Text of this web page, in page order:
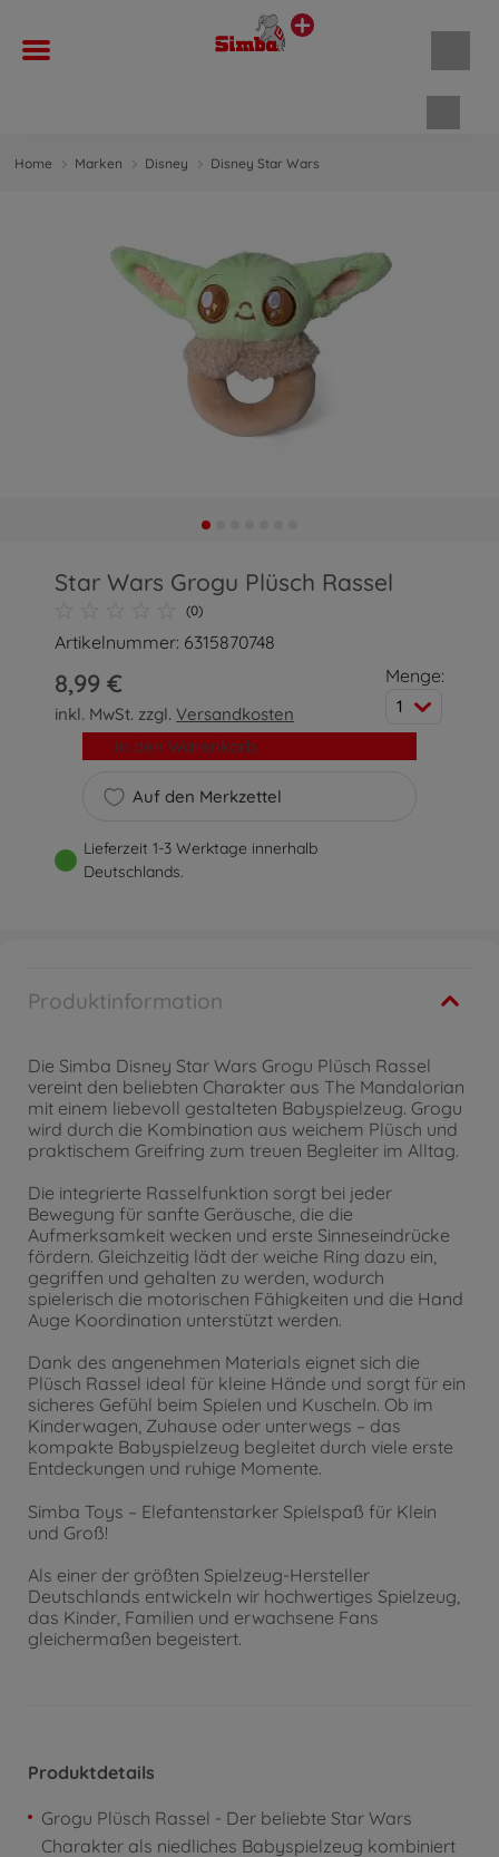
Home Marken Disney Disney Star Wars
Star Wars Grogu Plüsch Rassel
(0)
Artikelnummer: 6315870748
8,99 €
inkl. MwSt. zzgl.Versandkosten
Menge:
1
Auf den Merkzettel
In den Warenkorb
Lieferzeit 1-3 Werktage innerhalb
Deutschlands.
Produktinformation
Die Simba Disney Star Wars Grogu Plüsch Rassel
vereint den beliebten Charakter aus The Mandalorian
mit einem liebevoll gestalteten Babyspielzeug. Grogu
wird durch die Kombination aus weichem Plüsch und
praktischem Greifring zum treuen Begleiter im Alltag.
Die integrierte Rasselfunktion sorgt bei jeder
Bewegung für sanfte Geräusche, die die
Aufmerksamkeit wecken und erste Sinneseindrücke
fördern. Gleichzeitig lädt der weiche Ring dazu ein,
gegriffen und gehalten zu werden, wodurch
spielerisch die motorischen Fähigkeiten und die Hand
Auge Koordination unterstützt werden.
Dank des angenehmen Materials eignet sich die
Plüsch Rassel ideal für kleine Hände und sorgt für ein
sicheres Gefühl beim Spielen und Kuscheln. Ob im
Kinderwagen, Zuhause oder unterwegs – das
kompakte Babyspielzeug begleitet durch viele erste
Entdeckungen und ruhige Momente.
Simba Toys – Elefantenstarker Spielspaß für Klein
und Groß!
Als einer der größten Spielzeug-Hersteller
Deutschlands entwickeln wir hochwertiges Spielzeug,
das Kinder, Familien und erwachsene Fans
gleichermaßen begeistert.
Produktdetails
Grogu Plüsch Rassel - Der beliebte Star Wars
Charakter als niedliches Babyspielzeug kombiniert